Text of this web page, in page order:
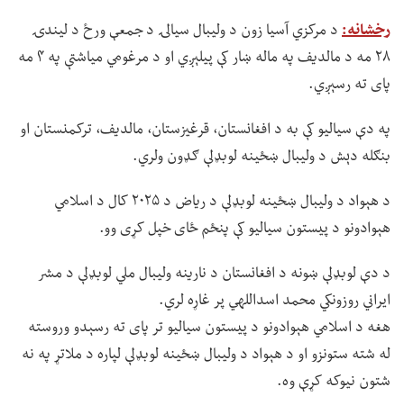
رخشانه:د مرکزي آسیا زون د ولیبال سیالۍ د جمعې ورځ د لیندۍ
۲۸ مه د مالدیف په ماله ښار کې پیلېږي او د مرغومي میاشتې په ۴ مه
پای ته رسېږي.
په دې سیالیو کې به د افغانستان، قرغیزستان، مالدیف، ترکمنستان او
بنګله دېش د ولیبال ښځینه لوبډلې ګډون ولري.
د هېواد د ولیبال ښځینه لوبډلې د ریاض د ۲۰۲۵ کال د اسلامي
هېوادونو د پیستون سیالیو کې پنځم ځای خپل کړی وو.
د دې لوبډلې ښونه د افغانستان د نارینه ولیبال ملي لوبډلې د مشر
ایراني روزونکي محمد اسداللهي پر غاړه لري.
هغه د اسلامي هېوادونو د پیستون سیالیو تر پای ته رسېدو وروسته
له شته ستونزو او د هېواد د ولیبال ښځینه لوبډلې لپاره د ملاتړ په نه
شتون نیوکه کړې وه.